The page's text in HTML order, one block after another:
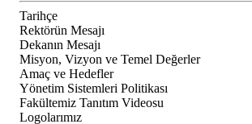
Tarihçe
Rektörün Mesajı
Dekanın Mesajı
Misyon, Vizyon ve Temel Değerler
Amaç ve Hedefler
Yönetim Sistemleri Politikası
Fakültemiz Tanıtım Videosu
Logolarımız